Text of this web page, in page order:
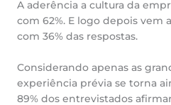
A aderência a cultura da
com 62%. E logo depois vem
com 36% das respostas.
Considerando apenas as
experiência prévia se torna
89% dos entrevistados